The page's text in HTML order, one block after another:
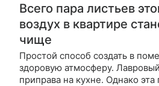
Всего пара листьев
воздух в квартире
чище
Простой способ создать в
здоровую атмосферу.
приправа на кухне. Однако